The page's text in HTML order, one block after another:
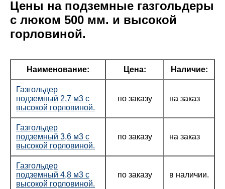
Цены на подземные газгольдеры
с люком 500 мм. и высокой
горловиной.
Наименование: Цена: Наличие:
Газгольдер
подземный 2,7 м3 с
высокой горловиной.
по заказу на заказ
Газгольдер
подземный 3,6 м3 с
высокой горловиной.
по заказу на заказ
Газгольдер
подземный 4,8 м3 с
высокой горловиной.
по заказу в наличии.